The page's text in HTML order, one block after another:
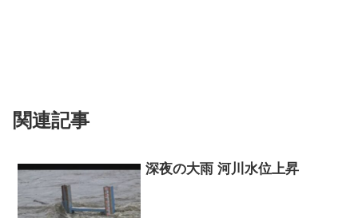
関連記事
深夜の大雨 河川水位上昇